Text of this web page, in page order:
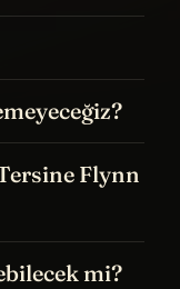
Flynn
mi?